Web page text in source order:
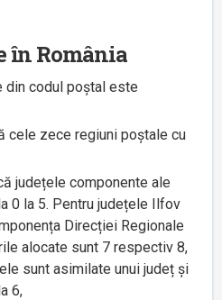
în România
din codul poștal este
cele zece regiuni poștale cu
județele componente ale
0 la 5. Pentru județele Ilfov
Direcției Regionale
alocate sunt 7 respectiv 8,
sunt asimilate unui județ și
6,